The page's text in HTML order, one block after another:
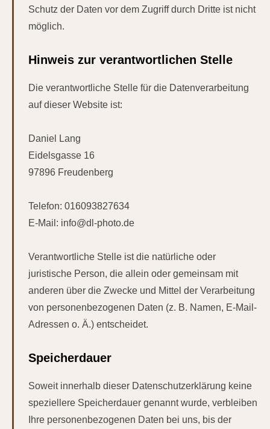
Schutz der Daten vor dem Zugriff durch Dritte ist nicht
möglich.
Hinweis zur verantwortlichen Stelle
Die verantwortliche Stelle für die Datenverarbeitung
auf dieser Website ist:
Daniel Lang
Eidelsgasse 16
97896 Freudenberg
Telefon: 016093827634
E-Mail: info@dl-photo.de
Verantwortliche Stelle ist die natürliche oder
juristische Person, die allein oder gemeinsam mit
anderen über die Zwecke und Mittel der Verarbeitung
von personenbezogenen Daten (z. B. Namen, E-Mail-
Adressen o. Ä.) entscheidet.
Speicherdauer
Soweit innerhalb dieser Datenschutzerklärung keine
speziellere Speicherdauer genannt wurde, verbleiben
Ihre personenbezogenen Daten bei uns, bis der